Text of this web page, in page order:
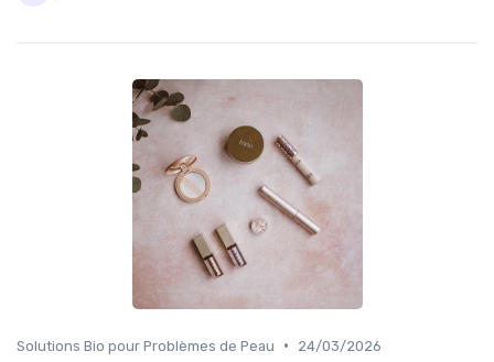
Solutions Bio pour Problèmes de Peau • 24/03/2026